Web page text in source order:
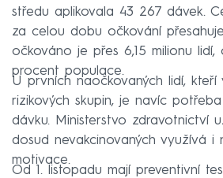
středu aplikovala 43 267 dávek.
za celou dobu očkování přesahuje
očkováno je přes 6,15 milionu
procent populace.
U prvních naočkovaných lidí,
rizikových skupin, je navíc
dávku. Ministerstvo zdravotnictví
dosud nevakcinovaných využívá i
motivace.
Od 1. listopadu mají preventivní